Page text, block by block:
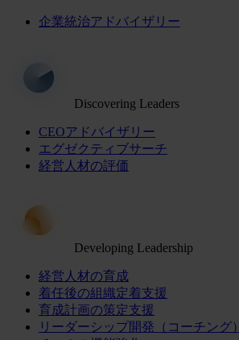
企業統治アドバイザリー
Discovering Leaders
CEOアドバイザリー
エグゼクティブサーチ
経営人材の評価
Developing Leadership
経営人材の育成
着任後の組織定着支援
育成計画の策定支援
リーダーシップ開発（コーチング）